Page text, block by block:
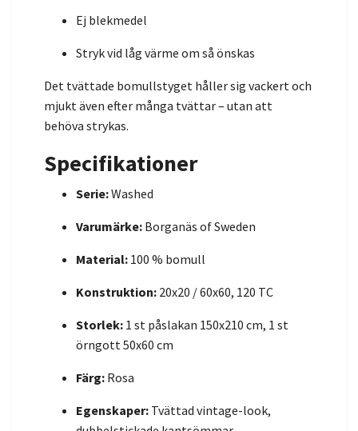
Ej blekmedel
Stryk vid låg värme om så önskas
Det tvättade bomullstyget håller sig vackert och
mjukt även efter många tvättar – utan att
behöva strykas.
Specifikationer
Serie:Washed
Varumärke: Borganäs of Sweden
Material: 100 % bomull
Konstruktion: 20x20 / 60x60, 120 TC
Storlek: 1 st påslakan 150x210 cm, 1 st
örngott 50x60 cm
Färg: Rosa
Egenskaper: Tvättad vintage-look,